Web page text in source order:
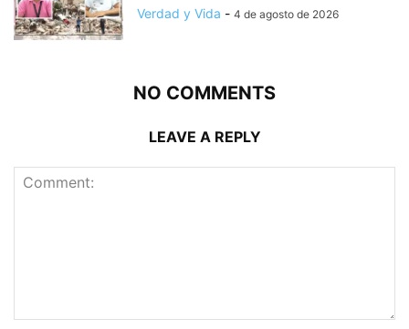
Verdad y Vida - 4 de agosto de 2026
NO COMMENTS
LEAVE A REPLY